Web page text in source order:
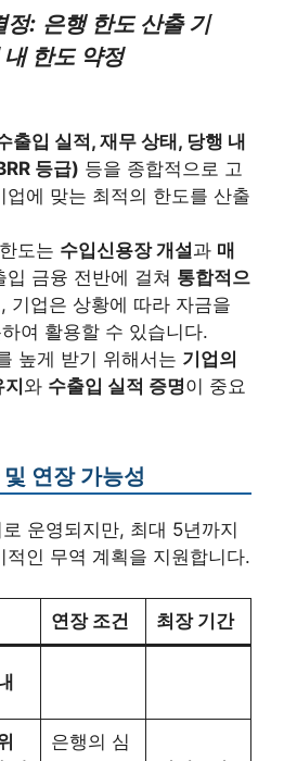
정: 은행 한도 산출 기
한도 약정
출입 실적, 재무 상태, 당행 내
등급) 등을 종합적으로 고
업에 맞는 최적의 한도를 산출
도는 수입신용장 개설과 매
금융 전반에 걸쳐 통합적으
기업은 상황에 따라 자금을
여 활용할 수 있습니다.
높게 받기 위해서는 기업의
지와 수출입 실적 증명이 중요
연장 가능성
운영되지만, 최대 5년까지
적인 무역 계획을 지원합니다.
연장 조건 최장 기간
은행의 심